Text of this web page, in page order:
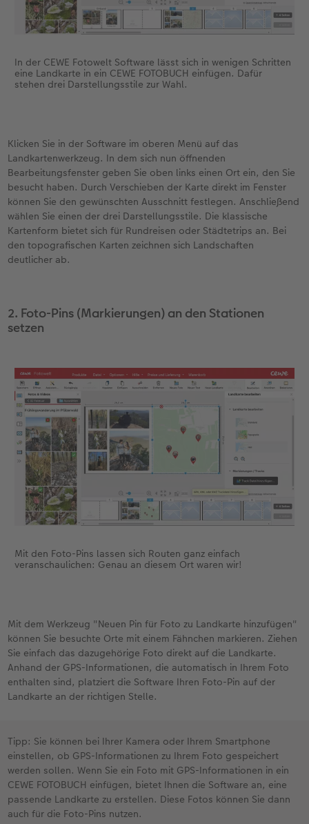
In der CEWE Fotowelt Software lässt sich in wenigen Schritten
eine Landkarte in ein CEWE FOTOBUCH einfügen. Dafür
stehen drei Darstellungsstile zur Wahl.
Klicken Sie in der Software im oberen Menü auf das
Landkartenwerkzeug. In dem sich nun öffnenden
Bearbeitungsfenster geben Sie oben links einen Ort ein, den Sie
besucht haben. Durch Verschieben der Karte direkt im Fenster
können Sie den gewünschten Ausschnitt festlegen. Anschließend
wählen Sie einen der drei Darstellungsstile. Die klassische
Kartenform bietet sich für Rundreisen oder Städtetrips an. Bei
den topografischen Karten zeichnen sich Landschaften
deutlicher ab.
2. Foto-Pins (Markierungen) an den Stationen
setzen
Mit den Foto-Pins lassen sich Routen ganz einfach
veranschaulichen: Genau an diesem Ort waren wir!
Mit dem Werkzeug "Neuen Pin für Foto zu Landkarte hinzufügen"
können Sie besuchte Orte mit einem Fähnchen markieren. Ziehen
Sie einfach das dazugehörige Foto direkt auf die Landkarte.
Anhand der GPS-Informationen, die automatisch in Ihrem Foto
enthalten sind, platziert die Software Ihren Foto-Pin auf der
Landkarte an der richtigen Stelle.
Tipp: Sie können bei Ihrer Kamera oder Ihrem Smartphone
einstellen, ob GPS-Informationen zu Ihrem Foto gespeichert
werden sollen. Wenn Sie ein Foto mit GPS-Informationen in ein
CEWE FOTOBUCH einfügen, bietet Ihnen die Software an, eine
passende Landkarte zu erstellen. Diese Fotos können Sie dann
auch für die Foto-Pins nutzen.